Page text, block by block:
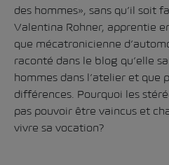
des hommes», sans qu’il soit
Valentina Rohner, apprentie
que mécatronicienne
raconté dans le blog qu’elle
hommes dans l’atelier et que
différences. Pourquoi les
pas pouvoir être vaincus et
vivre sa vocation?